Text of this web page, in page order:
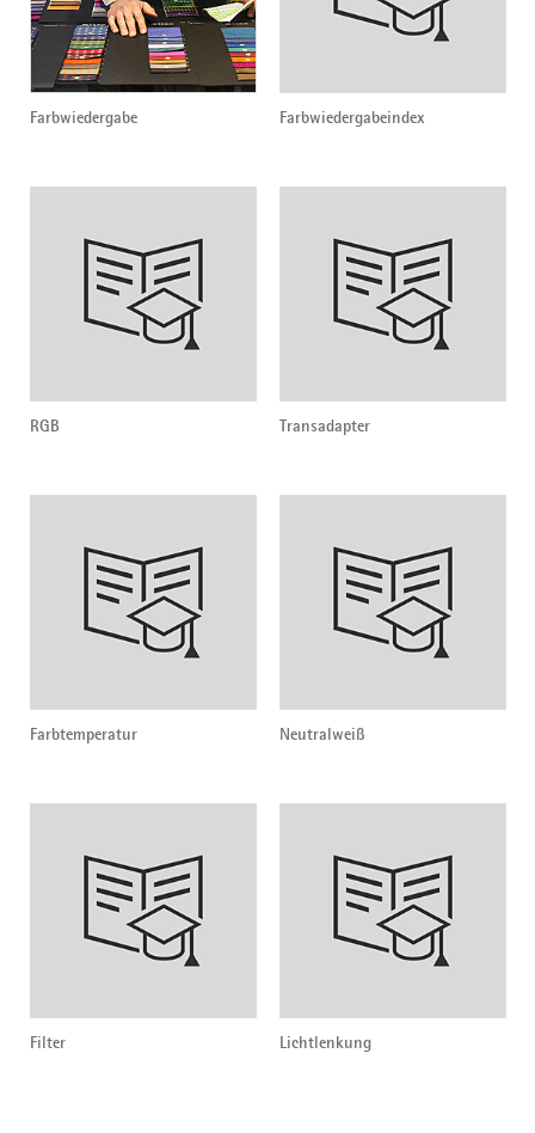
Farbwiedergabe Farbwiedergabeindex
RGB Transadapter
Farbtemperatur Neutralweiß
Filter Lichtlenkung